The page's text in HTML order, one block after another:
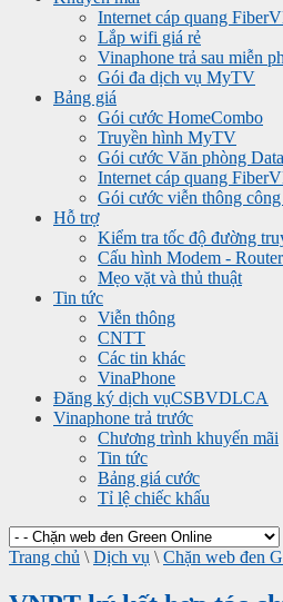
Internet cáp quang
Lắp wifi giá rẻ
Vinaphone trả sau miễn
Gói đa dịch vụ MyTV
Bảng giá
Gói cước HomeCombo
Truyền hình MyTV
Gói cước Văn phòng Data
Internet cáp quang
Gói cước viễn thông
Hỗ trợ
Kiểm tra tốc độ đường
Cấu hình Modem - Router
Mẹo vặt và thủ thuật
Tin tức
Viễn thông
CNTT
Các tin khác
VinaPhone
Đăng ký dịch vụCSBVDLCA
Vinaphone trả trước
Chương trình khuyến mãi
Tin tức
Bảng giá cước
Tỉ lệ chiếc khấu
Trang chủ \ Dịch vụ \ Chặn web đen